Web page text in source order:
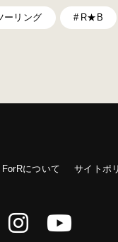
ーリング R★B
ForRについて サイトポ